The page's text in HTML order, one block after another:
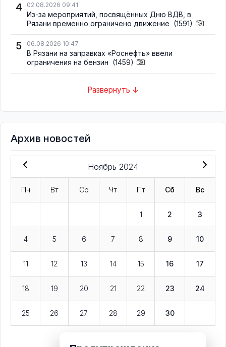
4 02.08.2026 09:41
Из-за мероприятий, посвящённых Дню ВДВ, в
Рязани временно ограничено движение (1591)
5 06.08.2026 10:47
В Рязани на заправках «Роснефть» ввели
ограничения на бензин (1459)
Развернуть ↓
Архив новостей
Ноябрь 2024
Пн Вт Ср Чт Пт Сб Вс
1 2 3
4 5 6 7 8 9 10
11 12 13 14 15 16 17
18 19 20 21 22 23 24
25 26 27 28 29 30